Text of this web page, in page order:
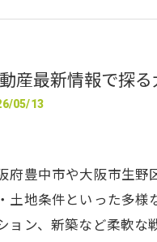
産最新情報で探
05/13
府豊中市や大阪市生野
土地条件といった多様
ョン、新築など柔軟な